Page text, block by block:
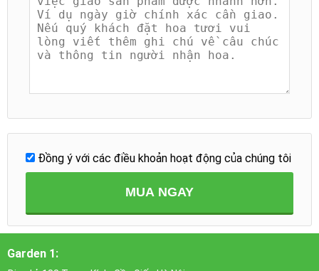
Đồng ý với các điều khoản hoạt động của chúng tôi
MUA NGAY
Garden 1: